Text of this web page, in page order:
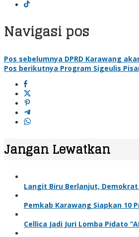
Navigasi pos
Pos sebelumnya DPRD Karawang
Pos berikutnya Program Sigeulis
Jangan Lewatkan
Langit Biru Berlanjut,
Pemkab Karawang Siapkan 10
Cellica Jadi Juri Lomba Pidato